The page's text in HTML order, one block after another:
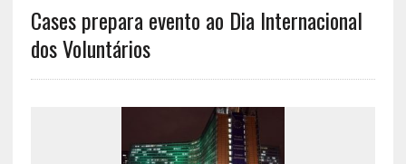
Cases prepara evento ao Dia Internacional
dos Voluntários